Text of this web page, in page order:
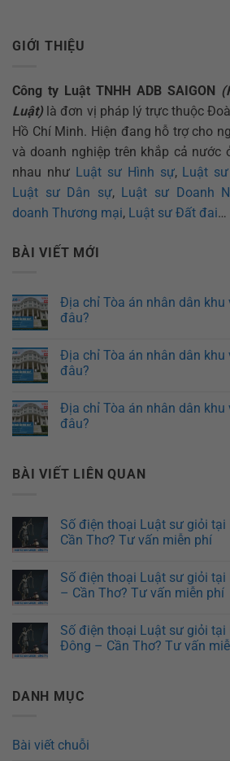
GIỚI THIỆU
Công ty Luật TNHH ADB SAIGON
Luật) là đơn vị pháp lý trực thuộc
Hồ Chí Minh. Hiện đang hỗ trợ cho
và doanh nghiệp trên khắp cả nước
nhau như Luật sư Hình sự, Luật
Luật sư Dân sự, Luật sư Doanh
doanh Thương mại, Luật sư Đất đai…
BÀI VIẾT MỚI
Địa chỉ Tòa án nhân dân khu
đâu?
Địa chỉ Tòa án nhân dân khu
đâu?
Địa chỉ Tòa án nhân dân khu
đâu?
BÀI VIẾT LIÊN QUAN
Số điện thoại Luật sư giỏi tại
Cần Thơ? Tư vấn miễn phí
Số điện thoại Luật sư giỏi tại
– Cần Thơ? Tư vấn miễn phí
Số điện thoại Luật sư giỏi tại
Đông – Cần Thơ? Tư vấn
DANH MỤC
Bài viết chuỗi